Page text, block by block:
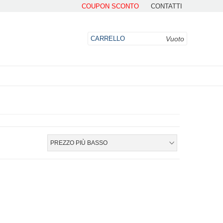
COUPON SCONTO CONTATTI
CARRELLO Vuoto
PREZZO PIÙ BASSO